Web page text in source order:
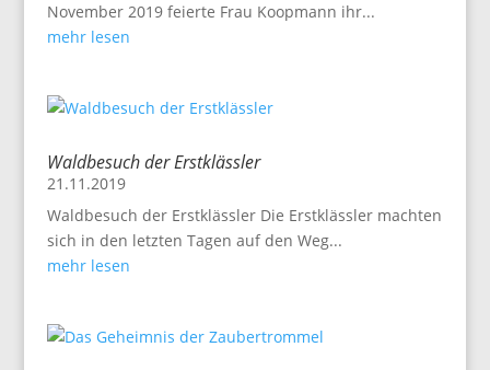
November 2019 feierte Frau Koopmann ihr...
mehr lesen
Waldbesuch der Erstklässler
21.11.2019
Waldbesuch der Erstklässler Die Erstklässler machten
sich in den letzten Tagen auf den Weg...
mehr lesen